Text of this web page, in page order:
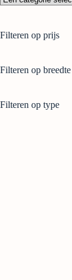
Filteren op prijs
Filteren op breedte
Filteren op type